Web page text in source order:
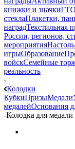
книжки и значкиГТО
стеклаПлакетки,
наградТекстильная
России, регионов,
мероприятия
игрыОбразование
войскСемейные
реальность
-
Колодки
КубкиПризыМедали
медалейОснования
-Колодка для